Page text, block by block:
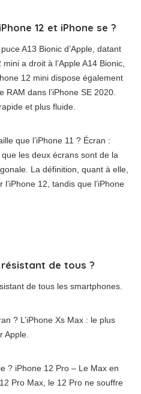
12 et iPhone se ?
A13 Bionic d’Apple, datant
a droit à l’Apple A14 Bionic,
12 mini dispose également
dans l’iPhone SE 2020.
et plus fluide.
que l’iPhone 11 ? Écran :
les deux écrans sont de la
La définition, quant à elle,
12, tandis que l’iPhone
résistant de tous ?
de tous les smartphones.
? L’iPhone Xs Max : le plus
Apple.
? iPhone 12 Pro – Le Max en
Pro Max, le 12 Pro ne souffre